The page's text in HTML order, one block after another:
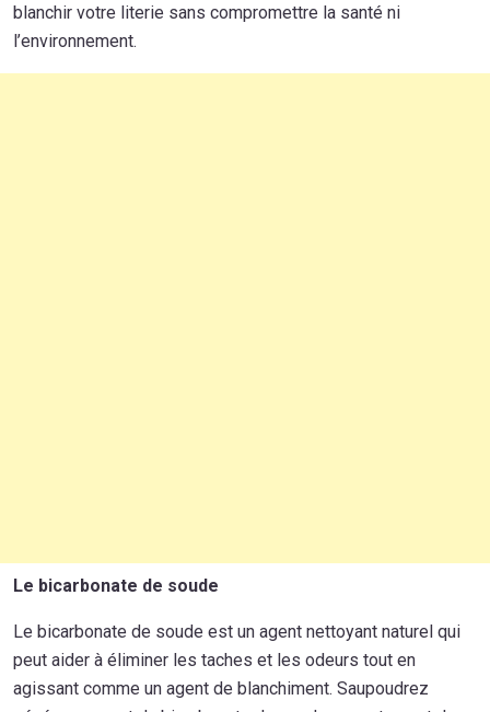
blanchir votre literie sans compromettre la santé ni
l’environnement.
Le bicarbonate de soude
Le bicarbonate de soude est un agent nettoyant naturel qui
peut aider à éliminer les taches et les odeurs tout en
agissant comme un agent de blanchiment. Saupoudrez